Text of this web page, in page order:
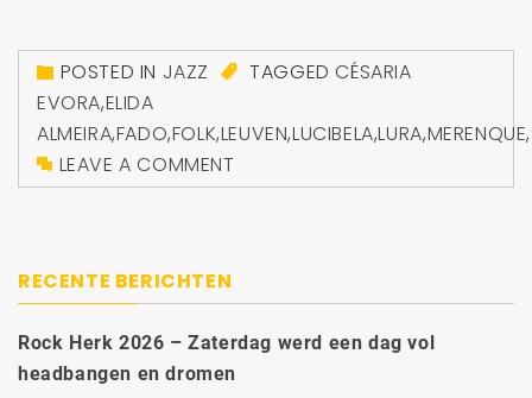
POSTED IN JAZZ TAGGED CÉSARIA
EVORA,ELIDA
ALMEIRA,FADO,FOLK,LEUVEN,LUCIBELA,LURA,MERENQUE,
LEAVE A COMMENT
RECENTE BERICHTEN
Rock Herk 2026 – Zaterdag werd een dag vol
headbangen en dromen